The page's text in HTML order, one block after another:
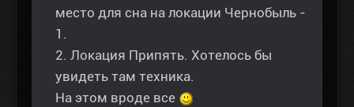
место для сна на локации Чернобыль -
1.
2. Локация Припять. Хотелось бы
увидеть там техника.
На этом вроде все